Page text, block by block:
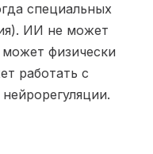
специальных
ИИ не может
физически
работать с